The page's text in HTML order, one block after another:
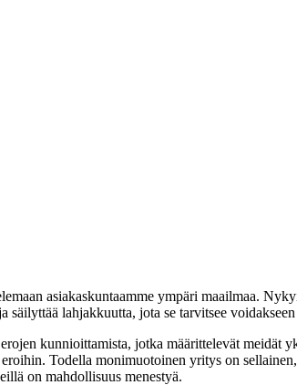
asiakaskuntaamme ympäri maailmaa.
lahjakkuutta, jota se tarvitsee
kunnioittamista, jotka määrittelevät meidät
Todella monimuotoinen yritys on
on mahdollisuus menestyä.